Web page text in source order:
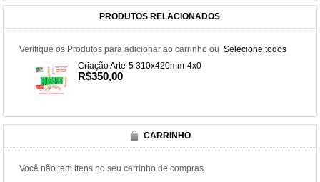
PRODUTOS RELACIONADOS
Verifique os Produtos para adicionar ao carrinho ouSelecione todos
Criação Arte-5 310x420mm-4x0
R$350,00
CARRINHO
Você não tem itens no seu carrinho de compras.